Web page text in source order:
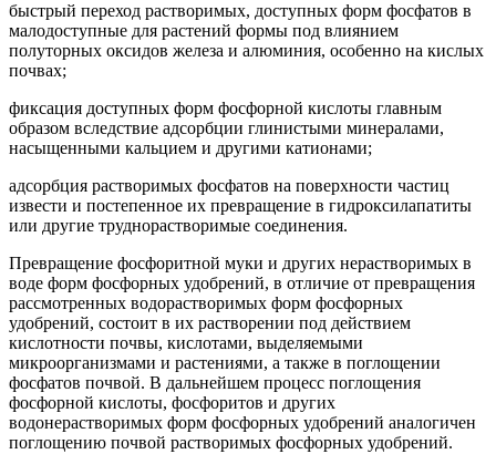
быстрый переход растворимых, доступных форм фосфатов в
малодоступные для растений формы под влиянием
полуторных оксидов железа и алюминия, особенно на кислых
почвах;
фиксация доступных форм фосфорной кислоты главным
образом вследствие адсорбции глинистыми минералами,
насыщенными кальцием и другими катионами;
адсорбция растворимых фосфатов на поверхности частиц
извести и постепенное их превращение в гидроксилапатиты
или другие труднорастворимые соединения.
Превращение фосфоритной муки и других нерастворимых в
воде форм фосфорных удобрений, в отличие от превращения
рассмотренных водорастворимых форм фосфорных
удобрений, состоит в их растворении под действием
кислотности почвы, кислотами, выделяемыми
микроорганизмами и растениями, а также в поглощении
фосфатов почвой. В дальнейшем процесс поглощения
фосфорной кислоты, фосфоритов и других
водонерастворимых форм фосфорных удобрений аналогичен
поглощению почвой растворимых фосфорных удобрений.